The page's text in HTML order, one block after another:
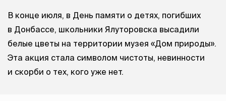
В конце июля, в День памяти о детях, погибших
в Донбассе, школьники Ялуторовска высадили
белые цветы на территории музея «Дом природы».
Эта акция стала символом чистоты, невинности
и скорби о тех, кого уже нет.